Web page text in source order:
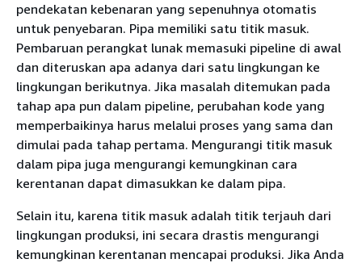
pendekatan kebenaran yang sepenuhnya otomatis
untuk penyebaran. Pipa memiliki satu titik masuk.
Pembaruan perangkat lunak memasuki pipeline di awal
dan diteruskan apa adanya dari satu lingkungan ke
lingkungan berikutnya. Jika masalah ditemukan pada
tahap apa pun dalam pipeline, perubahan kode yang
memperbaikinya harus melalui proses yang sama dan
dimulai pada tahap pertama. Mengurangi titik masuk
dalam pipa juga mengurangi kemungkinan cara
kerentanan dapat dimasukkan ke dalam pipa.
Selain itu, karena titik masuk adalah titik terjauh dari
lingkungan produksi, ini secara drastis mengurangi
kemungkinan kerentanan mencapai produksi. Jika Anda